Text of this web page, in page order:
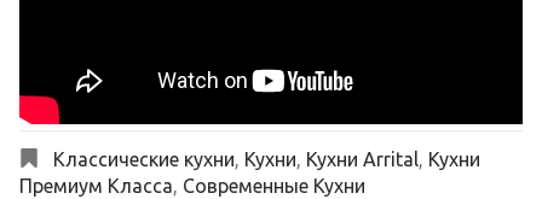
Классические кухни, Кухни, Кухни Arrital, Кухни
Премиум Класса, Современные Кухни